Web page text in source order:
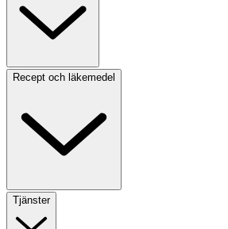
Recept och läkemedel
Tjänster